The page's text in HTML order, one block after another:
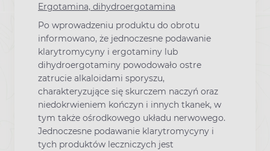
Ergotamina, dihydroergotamina
Po wprowadzeniu produktu do obrotu
informowano, że jednoczesne podawanie
klarytromycyny i ergotaminy lub
dihydroergotaminy powodowało ostre
zatrucie alkaloidami sporyszu,
charakteryzujące się skurczem naczyń oraz
niedokrwieniem kończyn i innych tkanek, w
tym także ośrodkowego układu nerwowego.
Jednoczesne podawanie klarytromycyny i
tych produktów leczniczych jest